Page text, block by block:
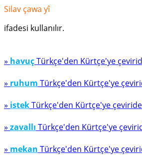
Silav çawa yî
ifadesi kullanılır.
» havuçTürkçe'den Kürtçe'ye
» ruhum Türkçe'den Kürtçe'ye
» istekTürkçe'den Kürtçe'ye
» zavallı Türkçe'den Kürtçe'ye
» mekan Türkçe'den Kürtçe'ye